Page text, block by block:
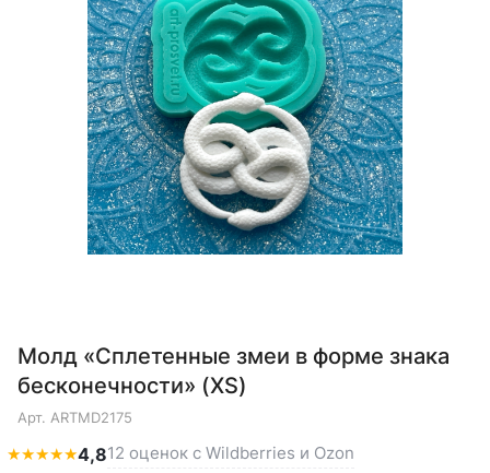
Молд «Сплетенные змеи в форме знака
бесконечности» (XS)
Арт. ARTMD2175
★★★★★4,812 оценок с Wildberries и Ozon